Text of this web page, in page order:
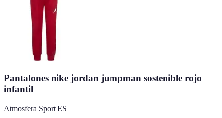
Pantalones nike jordan jumpman sostenible rojo
infantil
Atmosfera Sport ES